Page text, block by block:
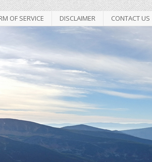
OF SERVICE DISCLAIMER CONTACT US